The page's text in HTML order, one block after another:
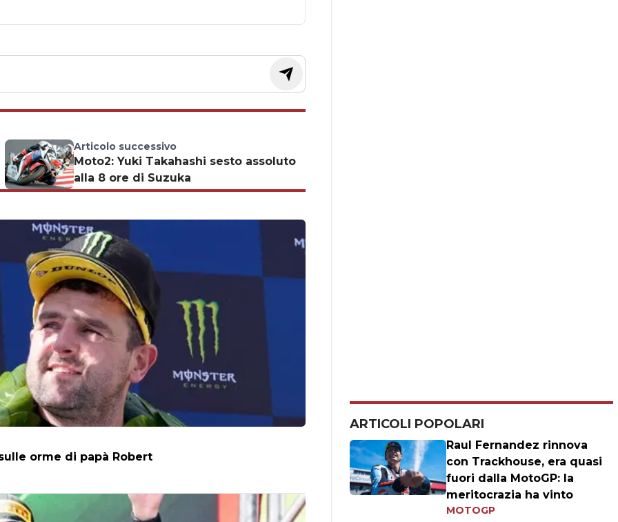
Articolo successivo
Moto2: Yuki Takahashi sesto assoluto
alla 8 ore di Suzuka
orme di papà Robert
ARTICOLI POPOLARI
Raul Fernandez rinnova
con Trackhouse, era quasi
fuori dalla MotoGP: la
meritocrazia ha vinto
MOTOGP